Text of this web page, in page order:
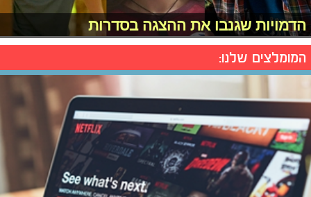
הדמויות שגנבו את ההצגה בסדרות
המומלצים שלנו: